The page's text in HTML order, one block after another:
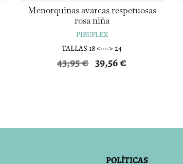
Menorquinas avarcas respetuosas
rosa niña
PIRUFLEX
TALLAS 18 <····> 24
43,95€
El
precio
39,56€
POLÍTICAS